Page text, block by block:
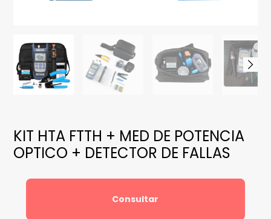
KIT HTA FTTH + MED DE POTENCIA
OPTICO + DETECTOR DE FALLAS
Consultar